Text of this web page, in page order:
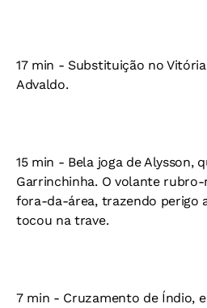
17 min - Substituição no
Advaldo.
15 min - Bela joga de Alysson,
Garrinchinha. O volante
fora-da-área, trazendo perigo
tocou na trave.
7 min - Cruzamento de Índio,